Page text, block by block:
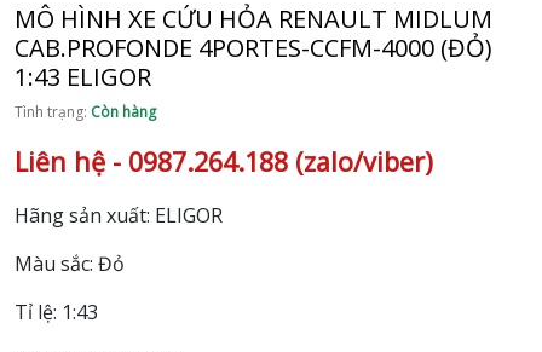
MÔ HÌNH XE CỨU HỎA RENAULT MIDLUM
CAB.PROFONDE 4PORTES-CCFM-4000 (ĐỎ)
1:43 ELIGOR
Tình trạng: Còn hàng
Liên hệ - 0987.264.188 (zalo/viber)
Hãng sản xuất: ELIGOR
Màu sắc: Đỏ
Tỉ lệ: 1:43